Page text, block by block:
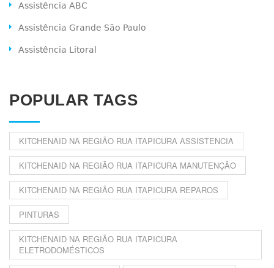
Assistência ABC
Assistência Grande São Paulo
Assistência Litoral
POPULAR TAGS
KITCHENAID NA REGIÃO RUA ITAPICURA ASSISTENCIA
KITCHENAID NA REGIÃO RUA ITAPICURA MANUTENÇÃO
KITCHENAID NA REGIÃO RUA ITAPICURA REPAROS
PINTURAS
KITCHENAID NA REGIÃO RUA ITAPICURA
ELETRODOMÉSTICOS